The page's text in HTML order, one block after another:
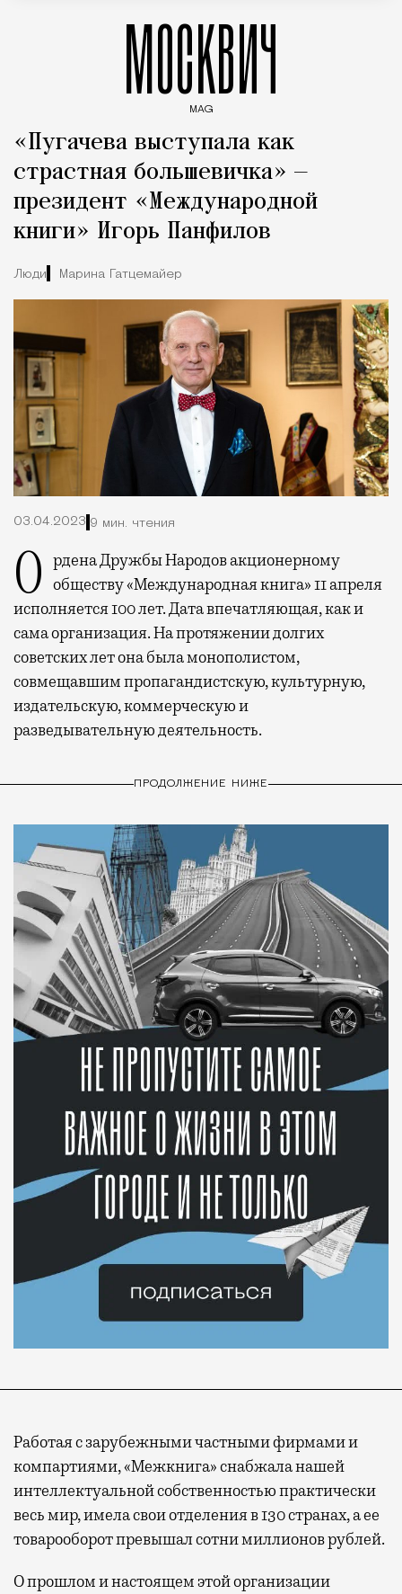
МОСКВИЧ
MAG
«Пугачева выступала как
страстная большевичка» —
президент «Международной
книги» Игорь Панфилов
Люди Марина Гатцемайер
03.04.2023 9 мин. чтения
Ордена Дружбы Народов акционерному обществу «Международная книга» 11 апреля
исполняется 100 лет. Дата впечатляющая, как и
сама организация. На протяжении долгих
советских лет она была монополистом,
совмещавшим пропагандистскую, культурную,
издательскую, коммерческую и
разведывательную деятельность.
ПРОДОЛЖЕНИЕ НИЖЕ
Работая с зарубежными частными фирмами и
компартиями, «Межкнига» снабжала нашей
интеллектуальной собственностью практически
весь мир, имела свои отделения в 130 странах, а ее
товарооборот превышал сотни миллионов рублей.
О прошлом и настоящем этой организации